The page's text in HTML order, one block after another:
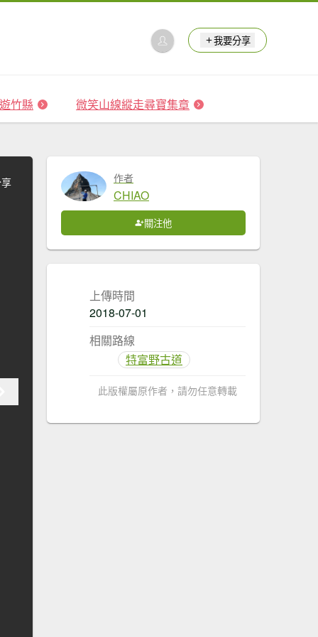
我要分享
竹縣 微笑山線縱走尋寶集章
作者
CHIAO
關注他
上傳時間
2018-07-01
相關路線
特富野古道
此版權屬原作者，請勿任意轉載